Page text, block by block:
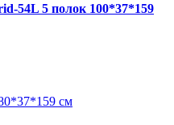
54L 5 полок 100*37*159